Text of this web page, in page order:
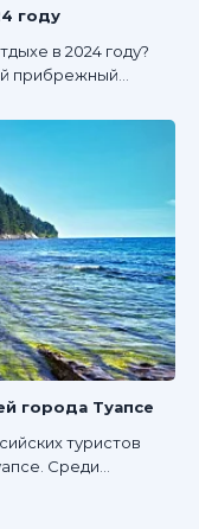
году
в 2024 году?
прибрежный...
города Туапсе
туристов
Среди...